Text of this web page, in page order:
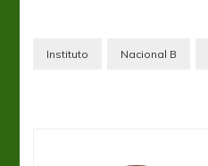
Instituto Nacional B